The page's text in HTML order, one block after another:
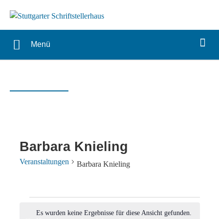
Menü
Barbara Knieling
Veranstaltungen Barbara Knieling
Es wurden keine Ergebnisse für diese Ansicht gefunden.